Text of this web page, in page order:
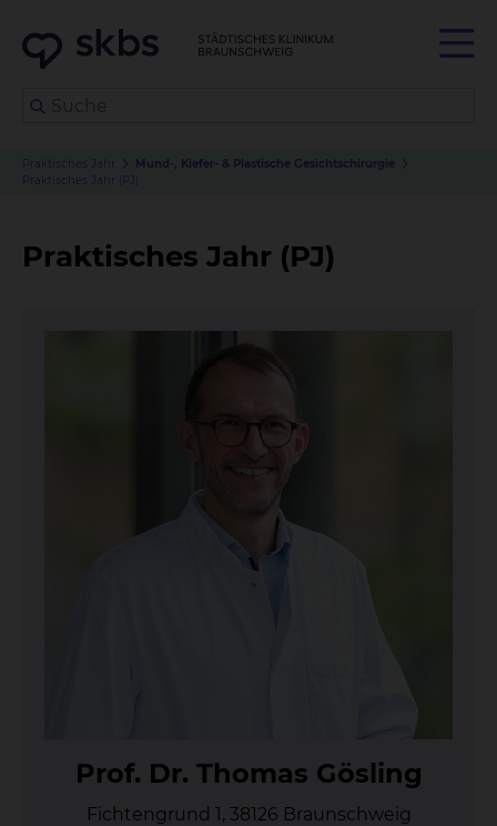
Praktisches Jahr
Mund-, Kiefer- & Plastische Gesichtschirurgie
Praktisches Jahr (PJ)
Praktisches Jahr (PJ)
Prof. Dr. Tho­mas Gös­ling
Fichtengrund 1, 38126 Braunschweig